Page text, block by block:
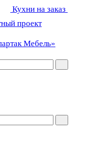
Кухни на заказ
проект